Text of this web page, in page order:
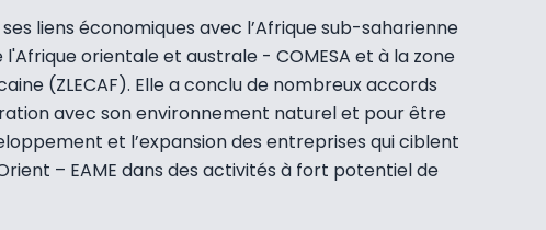
liens économiques avec l’Afrique sub-saharienne
orientale et australe - COMESA et à la zone
(ZLECAF). Elle a conclu de nombreux accords
avec son environnement naturel et pour être
et l’expansion des entreprises qui ciblent
– EAME dans des activités à fort potentiel de